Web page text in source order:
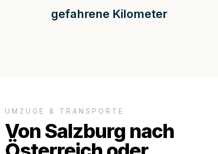
gefahrene Kilometer
UMZÜGE & TRANSPORTE
Von Salzburg nach